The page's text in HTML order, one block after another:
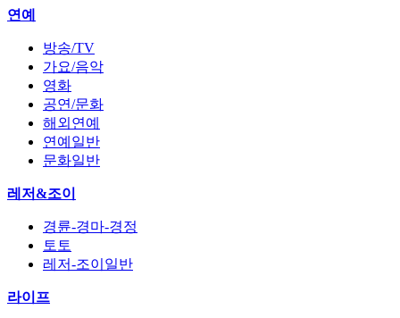
연예
방송/TV
가요/음악
영화
공연/문화
해외연예
연예일반
문화일반
레저&조이
경륜-경마-경정
토토
레저-조이일반
라이프